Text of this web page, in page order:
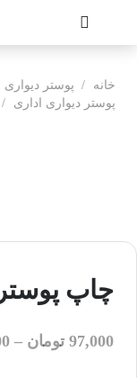
خانه / پوستر دیواری
پوستر دیواری اداری
/
چاپ پوستر
97,000 تومان –